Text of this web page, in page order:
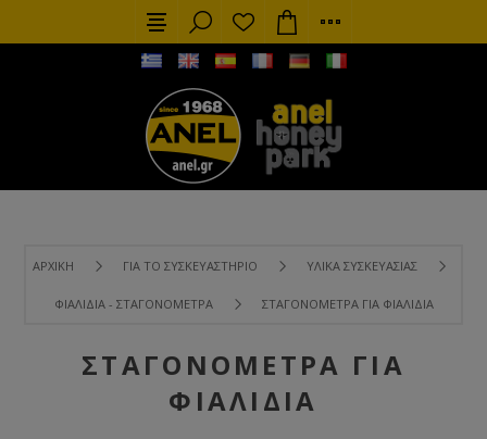
ΑΡΧΙΚΉ ΓΙΑ ΤΟ ΣΥΣΚΕΥΑΣΤΉΡΙΟ ΥΛΙΚΆ ΣΥΣΚΕΥΑΣΊΑΣ
ΦΙΑΛΊΔΙΑ - ΣΤΑΓΟΝΌΜΕΤΡΑ ΣΤΑΓΟΝΌΜΕΤΡΑ ΓΙΑ ΦΙΑΛΊΔΙΑ
ΣΤΑΓΟΝΌΜΕΤΡΑ ΓΙΑ
ΦΙΑΛΊΔΙΑ